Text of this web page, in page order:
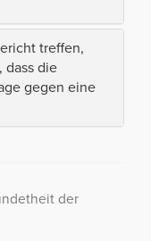
treffen,
dass die
gegen eine
der